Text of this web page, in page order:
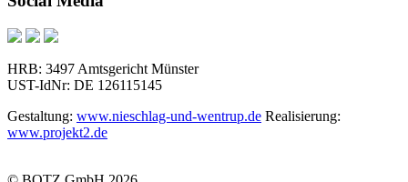
HRB: 3497 Amtsgericht Münster
UST-IdNr: DE 126115145
Gestaltung: www.nieschlag-und-wentrup.de Realisierung:
www.projekt2.de